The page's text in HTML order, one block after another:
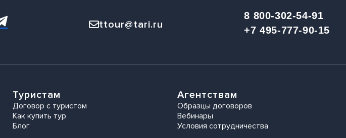
ttour@tari.ru
8 800-302-54-91
+7 495-777-90-15
Туристам
Договор с туристом
Как купить тур
Блог
Агентствам
Образцы договоров
Вебинары
Условия сотрудничества